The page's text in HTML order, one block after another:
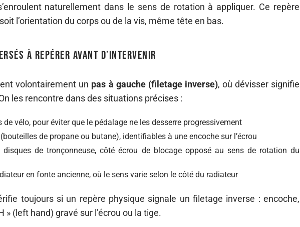
naturellement dans le sens de rotation à appliquer. Ce repère
l’orientation du corps ou de la vis, même tête en bas.
à repérer avant d’intervenir
volontairement un pas à gauche (filetage inverse), où dévisser signifie
les rencontre dans des situations précises :
de vélo, pour éviter que le pédalage ne les desserre progressivement
de propane ou butane), identifiables à une encoche sur l’écrou
disques de tronçonneuse, côté écrou de blocage opposé au sens de rotation du
en fonte ancienne, où le sens varie selon le côté du radiateur
toujours si un repère physique signale un filetage inverse : encoche,
» (left hand) gravé sur l’écrou ou la tige.